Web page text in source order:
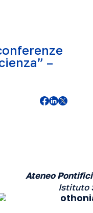
–
Ateneo
Istituto